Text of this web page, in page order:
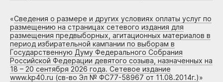
«Сведения о размере и других условиях оплаты услуг по
размещению на страницах сетевого издания для
размещения предвыборных, агитационных материалов в
период избирательной кампании по выборам в
Государственную Думу Федерального Собрания
Российской Федерации девятого созыва, назначенных на
18 – 20 сентября 2026 года. Сетевое издание
www.kp40.ru (св-во Эл № ФС77-58967 от 11.08.2014г.)»